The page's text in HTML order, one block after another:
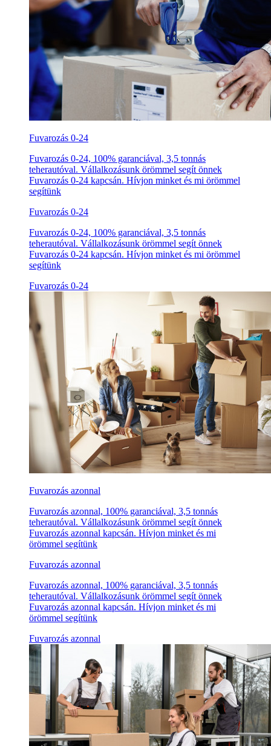
Fuvarozás 0-24
Fuvarozás 0-24, 100% garanciával, 3,5 tonnás
teherautóval. Vállalkozásunk örömmel segít önnek
Fuvarozás 0-24 kapcsán. Hívjon minket és mi örömmel
segítünk
Fuvarozás 0-24
Fuvarozás 0-24, 100% garanciával, 3,5 tonnás
teherautóval. Vállalkozásunk örömmel segít önnek
Fuvarozás 0-24 kapcsán. Hívjon minket és mi örömmel
segítünk
Fuvarozás 0-24
Fuvarozás azonnal
Fuvarozás azonnal, 100% garanciával, 3,5 tonnás
teherautóval. Vállalkozásunk örömmel segít önnek
Fuvarozás azonnal kapcsán. Hívjon minket és mi
örömmel segítünk
Fuvarozás azonnal
Fuvarozás azonnal, 100% garanciával, 3,5 tonnás
teherautóval. Vállalkozásunk örömmel segít önnek
Fuvarozás azonnal kapcsán. Hívjon minket és mi
örömmel segítünk
Fuvarozás azonnal